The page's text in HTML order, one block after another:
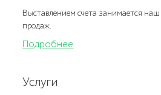
Выставлением счета занимается наш
продаж.
Подробнее
Услуги